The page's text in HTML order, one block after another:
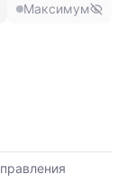
Максимум